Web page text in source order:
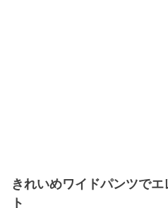
きれいめワイドパンツで
ト